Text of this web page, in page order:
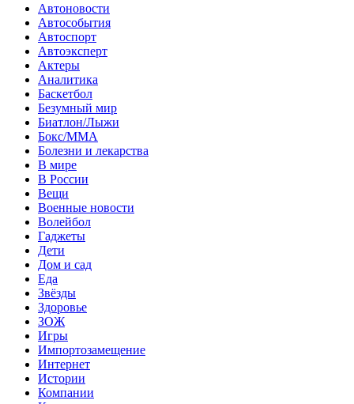
Автоновости
Автособытия
Автоспорт
Автоэксперт
Актеры
Аналитика
Баскетбол
Безумный мир
Биатлон/Лыжи
Бокс/MMA
Болезни и лекарства
В мире
В России
Вещи
Военные новости
Волейбол
Гаджеты
Дети
Дом и сад
Еда
Звёзды
Здоровье
ЗОЖ
Игры
Импортозамещение
Интернет
Истории
Компании